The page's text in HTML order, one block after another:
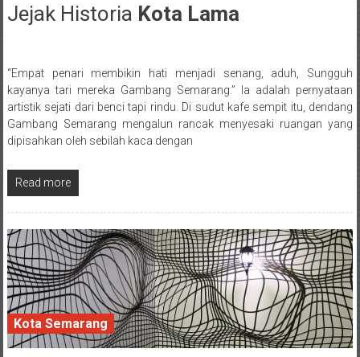
10 June 2017
Jejak Historia Kota Lama
Posted By: wirawan
“Empat penari membikin hati menjadi senang, aduh, Sungguh
kayanya tari mereka Gambang Semarang.” Ia adalah pernyataan
artistik sejati dari benci tapi rindu. Di sudut kafe sempit itu, dendang
Gambang Semarang mengalun rancak menyesaki ruangan yang
dipisahkan oleh sebilah kaca dengan
Read more
Kota Semarang